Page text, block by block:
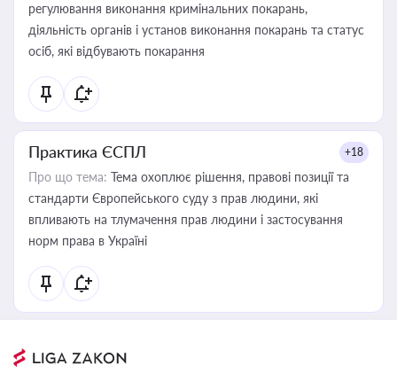
регулювання виконання кримінальних покарань,
діяльність органів і установ виконання покарань та статус
осіб, які відбувають покарання
Практика ЄСПЛ +18
Про що тема: Тема охоплює рішення, правові позиції та
стандарти Європейського суду з прав людини, які
впливають на тлумачення прав людини і застосування
норм права в Україні